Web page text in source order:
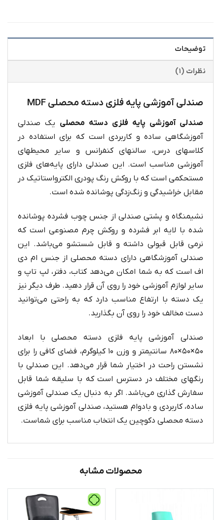
توضیحات
نظرات (۱)
صندلی آموزشی پایه فلزی دسته محصلی MDF
صندلی آموزشی پایه فلزی دسته محصلی یک صندلی
آموزشگاهی ساده و کاربردی است که برای استفاده در
کلاسهای درس، سالنهای کنفرانس و سایر محیطهای
آموزشی مناسب است. این صندلی دارای پایه‌های فلزی
مستحکمی است که با روکش رنگ پودری الکترواستاتیک در
مقابل خراشیدگی و زنگ‌زدگی پوشانده شده است.
نشیمنگاه و پشتی صندلی از جنس چوب فشرده پوشانده
شده با لایه ابر فشرده و روکش چرم مصنوعی است که
نرمی قابل قبولی داشته و قابل شستشو می‌باشد. این
صندلی آموزشگاهی دارای دسته محصلی از جنس ام دی
اف است که به شما امکان می‌دهد کتاب، دفتر، لپ تاپ و
سایر لوازم آموزشی خود را روی آن قرار دهید. طرف دیگر نیز
یک دسته با ارتفاع مناسب دارد که به راحتی می‌توانید
دست مخالف خود را روی آن بگذارید.
صندلی آموزشی پایه فلزی دسته محصلی با ابعاد
۵۰×۵۰×۸۰ سانتیمتر و وزن ۱۰ کیلوگرم، فضای کافی را برای
نشستن راحت در اختیار شما قرار می‌دهد. این صندلی با
رنگهای مختلف در دسترس است که با سلیقه شما قابل
سفارش گذاری می‌باشد. اگر به دنبال یک صندلی آموزشی
ساده، کاربردی و بادوام هستید، صندلی آموزشی پایه فلزی
دسته محصلی دکوچین یک انتخاب مناسب برای شماست.
محصولات مشابه